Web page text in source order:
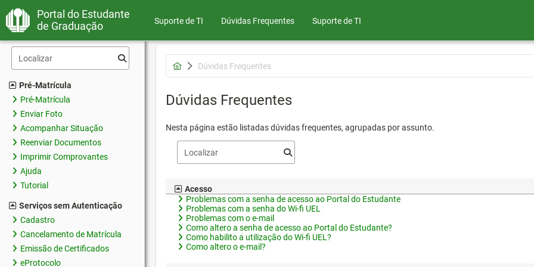
Portal do Estudante
de Graduação
Suporte de TI Dúvidas Frequentes Suporte de TI
Pré-Matrícula
Pré-Matrícula
Enviar Foto
Acompanhar Situação
Reenviar Documentos
Imprimir Comprovantes
Ajuda
Tutorial
Serviços sem Autenticação
Cadastro
Cancelamento de Matrícula
Emissão de Certificados
eProtocolo
Dúvidas Frequentes
Dúvidas Frequentes
Nesta página estão listadas dúvidas frequentes, agrupadas por assunto.
Acesso
Problemas com a senha de acesso ao Portal do Estudante
Problemas com a senha do Wi-fi UEL
Problemas com o e-mail
Como altero a senha de acesso ao Portal do Estudante?
Como habilito a utilização do Wi-fi UEL?
Como altero o e-mail?